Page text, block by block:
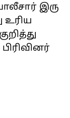
இரு
உரிய